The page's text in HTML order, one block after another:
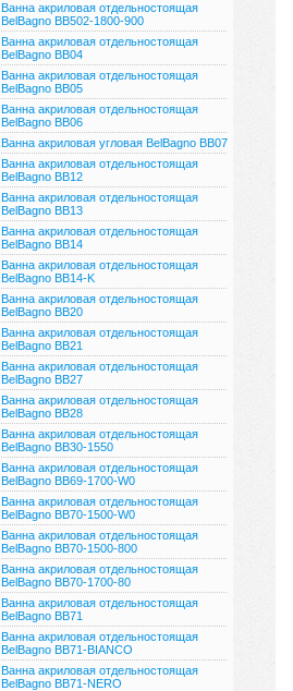
Ванна акриловая отдельностоящая
BelBagno BB502-1800-900
Ванна акриловая отдельностоящая
BelBagno BB04
Ванна акриловая отдельностоящая
BelBagno BB05
Ванна акриловая отдельностоящая
BelBagno BB06
Ванна акриловая угловая BelBagno BB07
Ванна акриловая отдельностоящая
BelBagno BB12
Ванна акриловая отдельностоящая
BelBagno BB13
Ванна акриловая отдельностоящая
BelBagno BB14
Ванна акриловая отдельностоящая
BelBagno BB14-K
Ванна акриловая отдельностоящая
BelBagno BB20
Ванна акриловая отдельностоящая
BelBagno BB21
Ванна акриловая отдельностоящая
BelBagno BB27
Ванна акриловая отдельностоящая
BelBagno BB28
Ванна акриловая отдельностоящая
BelBagno BB30-1550
Ванна акриловая отдельностоящая
BelBagno BB69-1700-W0
Ванна акриловая отдельностоящая
BelBagno BB70-1500-W0
Ванна акриловая отдельностоящая
BelBagno BB70-1500-800
Ванна акриловая отдельностоящая
BelBagno BB70-1700-80
Ванна акриловая отдельностоящая
BelBagno BB71
Ванна акриловая отдельностоящая
BelBagno BB71-BIANCO
Ванна акриловая отдельностоящая
BelBagno BB71-NERO